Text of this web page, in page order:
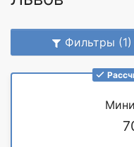
Фильтры (1)